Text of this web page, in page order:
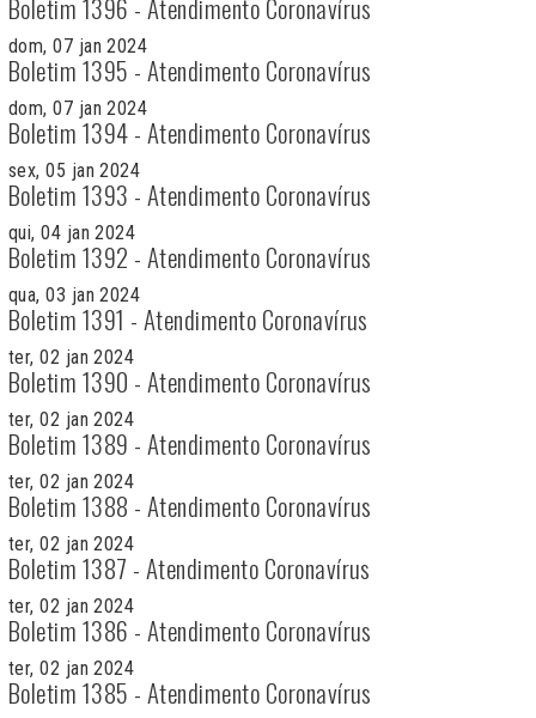
Boletim 1396 - Atendimento Coronavírus
dom, 07 jan 2024
Boletim 1395 - Atendimento Coronavírus
dom, 07 jan 2024
Boletim 1394 - Atendimento Coronavírus
sex, 05 jan 2024
Boletim 1393 - Atendimento Coronavírus
qui, 04 jan 2024
Boletim 1392 - Atendimento Coronavírus
qua, 03 jan 2024
Boletim 1391 - Atendimento Coronavírus
ter, 02 jan 2024
Boletim 1390 - Atendimento Coronavírus
ter, 02 jan 2024
Boletim 1389 - Atendimento Coronavírus
ter, 02 jan 2024
Boletim 1388 - Atendimento Coronavírus
ter, 02 jan 2024
Boletim 1387 - Atendimento Coronavírus
ter, 02 jan 2024
Boletim 1386 - Atendimento Coronavírus
ter, 02 jan 2024
Boletim 1385 - Atendimento Coronavírus